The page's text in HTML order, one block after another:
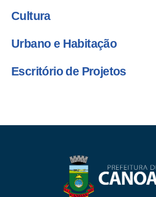
Cultura
Urbano e Habitação
Escritório de Projetos